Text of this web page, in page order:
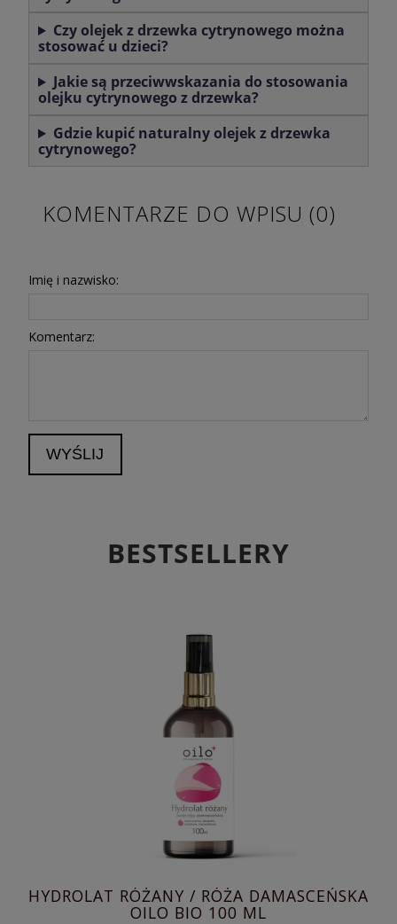
Czy olejek z drzewka cytrynowego można
stosować u dzieci?
Jakie są przeciwwskazania do stosowania
olejku cytrynowego z drzewka?
Gdzie kupić naturalny olejek z drzewka
cytrynowego?
KOMENTARZE DO WPISU (0)
Imię i nazwisko:
Komentarz:
WYŚLIJ
BESTSELLERY
HYDROLAT RÓŻANY / RÓŻA DAMASCEŃSKA
OILO BIO 100 ML